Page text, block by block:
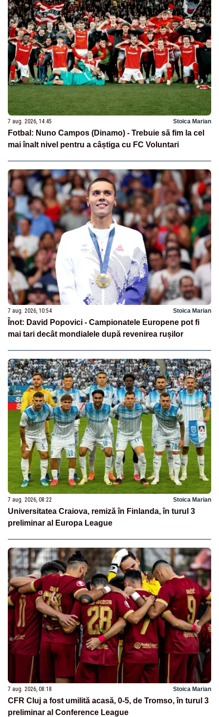
7 aug. 2026, 14:45 Stoica Marian
Fotbal: Nuno Campos (Dinamo) - Trebuie să fim la cel
mai înalt nivel pentru a câștiga cu FC Voluntari
7 aug. 2026, 10:54 Stoica Marian
Înot: David Popovici - Campionatele Europene pot fi
mai tari decât mondialele după revenirea rușilor
7 aug. 2026, 08:22 Stoica Marian
Universitatea Craiova, remiză în Finlanda, în turul 3
preliminar al Europa League
7 aug. 2026, 08:18 Stoica Marian
CFR Cluj a fost umilită acasă, 0-5, de Tromso, în turul 3
preliminar al Conference League